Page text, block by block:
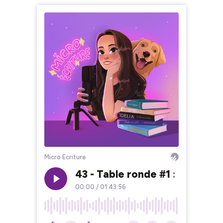
Micro Ecriture
43 - Table ronde #1 : La peur
00:00 / 01:43:56